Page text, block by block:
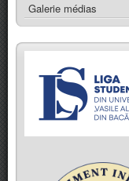
Galerie médias